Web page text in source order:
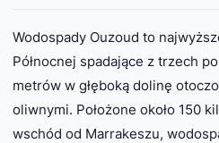
Wodospady Ouzoud to
Północnej spadające z trzech
metrów w głęboką dolinę
oliwnymi. Położone około 150
wschód od Marrakeszu,